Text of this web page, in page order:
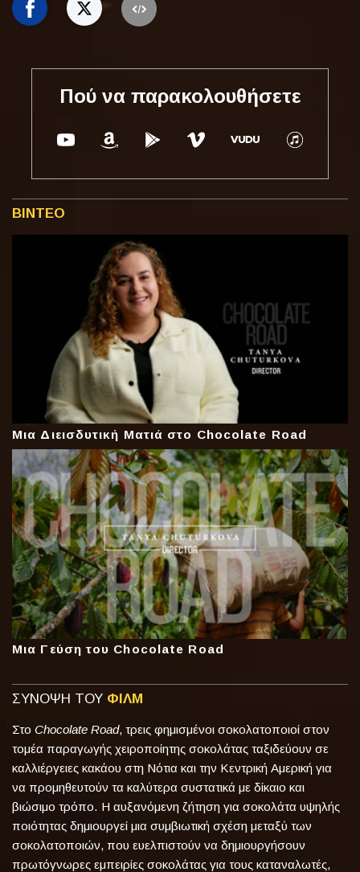
Πού να παρακολουθήσετε
ΒΙΝΤΕΟ
Μια Διεισδυτική Ματιά στο Chocolate Road
Μια Γεύση του Chocolate Road
ΣΥΝΟΨΗ ΤΟΥ ΦΙΛΜ
Στο Chocolate Road, τρεις φημισμένοι σοκολατοποιοί στον
τομέα παραγωγής χειροποίητης σοκολάτας ταξιδεύουν σε
καλλιέργειες κακάου στη Νότια και την Κεντρική Αμερική για
να προμηθευτούν τα καλύτερα συστατικά με δίκαιο και
βιώσιμο τρόπο. Η αυξανόμενη ζήτηση για σοκολάτα υψηλής
ποιότητας δημιουργεί μια συμβιωτική σχέση μεταξύ των
σοκολατοποιών, που ευελπιστούν να δημιουργήσουν
πρωτόγνωρες εμπειρίες σοκολάτας για τους καταναλωτές,